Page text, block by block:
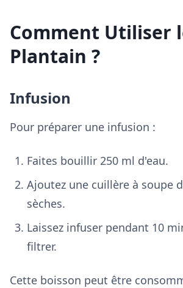
Comment Utiliser
Plantain ?
Infusion
Pour préparer une infusion :
Faites bouillir 250 ml d'eau.
Ajoutez une cuillère à soupe
sèches.
Laissez infuser pendant 10
filtrer.
Cette boisson peut être